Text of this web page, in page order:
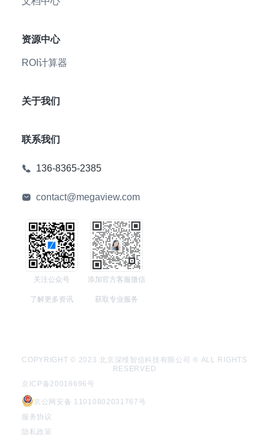
资源中心
ROI计算器
关于我们
联系我们
136-8365-2385
contact@megaview.com
关注公众号
了解更多资讯
添加官方客服微信
获取专业服务
COPYRIGHT © 2023 北京深维智信科技有限公司 ® ALL RIGHTS
RESERVED
京ICP备20016696号
京公网安备 11010802031767号
服务协议
隐私政策